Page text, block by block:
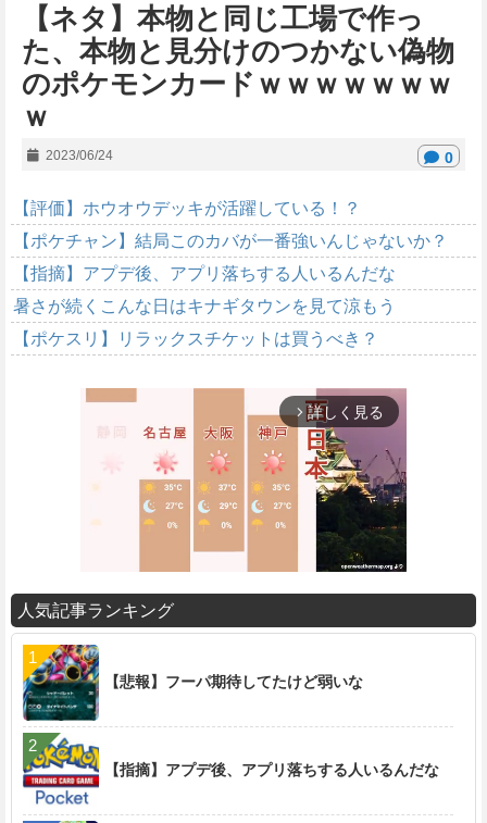
【ネタ】本物と同じ工場で作っ
た、本物と見分けのつかない偽物
のポケモンカードｗｗｗｗｗｗｗ
ｗ
2023/06/24 0
【評価】ホウオウデッキが活躍している！？
【ポケチャン】結局このカバが一番強いんじゃないか？
【指摘】アプデ後、アプリ落ちする人いるんだな
暑さが続くこんな日はキナギタウンを見て涼もう
【ポケスリ】リラックスチケットは買うべき？
arrow_forward_ios 詳しく見る
M
t
人気記事ランキング
【悲報】フーパ期待してたけど弱いな
【指摘】アプデ後、アプリ落ちする人いるんだな